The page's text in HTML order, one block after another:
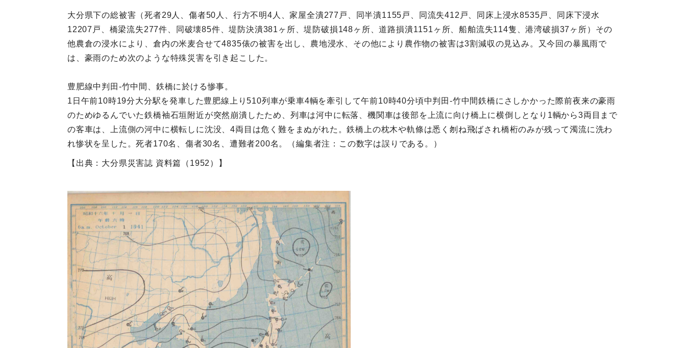
大分県下の総被害（死者29人、傷者50人、行方不明4人、家屋全潰277戸、同半潰1155戸、同流失412戸、同床上浸水8535戸、同床下浸水
12207戸、橋梁流失277件、同破壊85件、堤防決潰381ヶ所、堤防破損148ヶ所、道路損潰1151ヶ所、船舶流失114隻、港湾破損37ヶ所）その
他農倉の浸水により、倉内の米麦合せて4835俵の被害を出し、農地浸水、その他により農作物の被害は3割減収の見込み。又今回の暴風雨で
は、豪雨のため次のような特殊災害を引き起こした。
豊肥線中判田‐竹中間、鉄橋に於ける惨事。
1日午前10時19分大分駅を発車した豊肥線上り510列車が乗車4輌を牽引して午前10時40分頃中判田‐竹中間鉄橋にさしかかった際前夜来の豪雨
のためゆるんでいた鉄橋袖石垣附近が突然崩潰したため、列車は河中に転落、機関車は後部を上流に向け橋上に横倒しとなり1輌から3両目まで
の客車は、上流側の河中に横転しに沈没、4両目は危く難をまぬがれた。鉄橋上の枕木や軌條は悉く刎ね飛ばされ橋桁のみが残って濁流に洗わ
れ惨状を呈した。死者170名、傷者30名、遭難者200名。（編集者注：この数字は誤りである。）
【出典：大分県災害誌 資料篇（1952）】